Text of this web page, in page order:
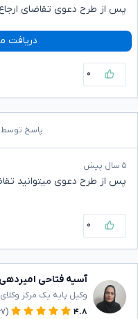
پس از طرح دعوی تقاضای
دریافت
۰
پاسخ توسط
۵ سال پیش
پس از طرح دعوی میتوانید
۰
آسیه فتاحی امیردهی
وکیل پایه یک مرکز
۴.۸
(۲۷۶۷)